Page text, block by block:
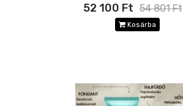
52 100 Ft 54 801 Ft
Kosárba